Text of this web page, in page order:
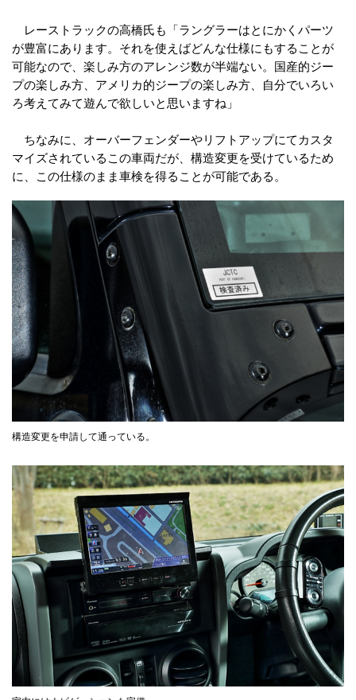
レーストラックの高橋氏も「ラングラーはとにかくパーツ
が豊富にあります。それを使えばどんな仕様にもすることが
可能なので、楽しみ方のアレンジ数が半端ない。国産的ジー
プの楽しみ方、アメリカ的ジープの楽しみ方、自分でいろい
ろ考えてみて遊んで欲しいと思いますね」
ちなみに、オーバーフェンダーやリフトアップにてカスタ
マイズされているこの車両だが、構造変更を受けているため
に、この仕様のまま車検を得ることが可能である。
構造変更を申請して通っている。